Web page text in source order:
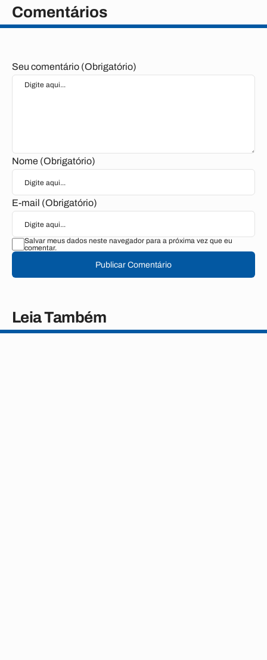
Comentários
Seu comentário (Obrigatório)
Nome (Obrigatório)
E-mail (Obrigatório)
Salvar meus dados neste navegador para a próxima vez que eu
comentar.
Publicar Comentário
Leia Também